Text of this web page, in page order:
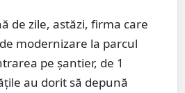
de zile, astăzi, firma care
modernizare la parcul
pe șantier, de 1
au dorit să depună